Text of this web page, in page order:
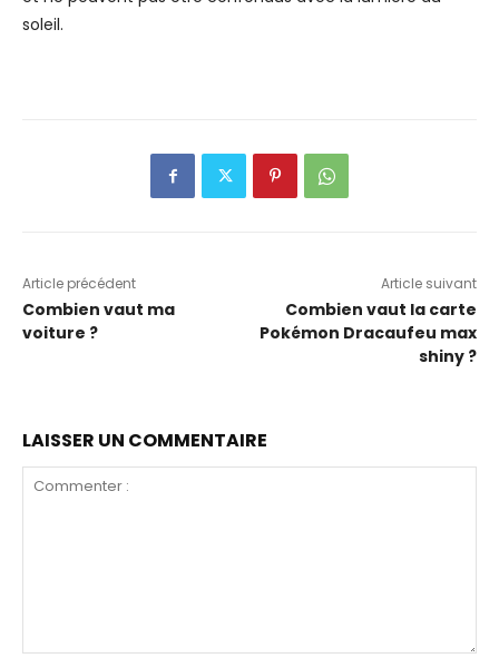
soleil.
Article précédent
Combien vaut ma
voiture ?
Article suivant
Combien vaut la carte
Pokémon Dracaufeu max
shiny ?
LAISSER UN COMMENTAIRE